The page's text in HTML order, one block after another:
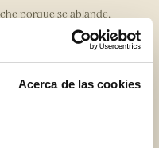
Acerca de las cookies
porque se ablande.
la carne picada hasta que
Llena el pavo con esta
engrásalo con un poco de
horas en un horno a
riega la superficie de
Para hacerlo, ponla al